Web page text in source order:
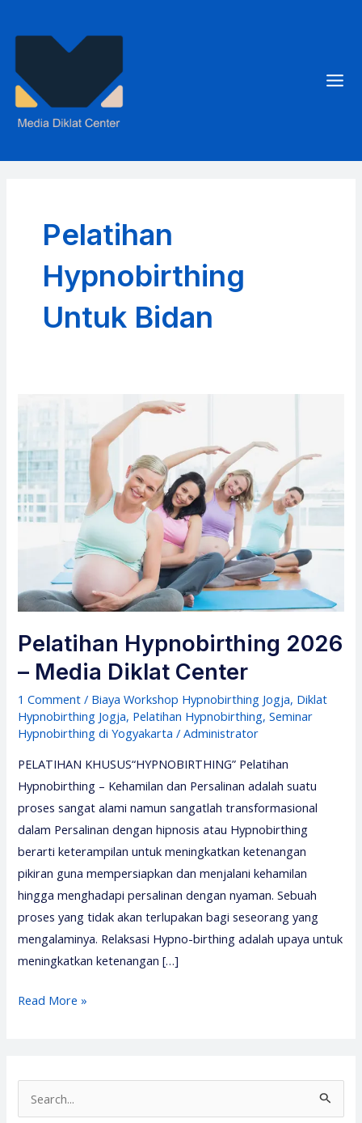
Pelatihan
Hypnobirthing
Untuk Bidan
Pelatihan Hypnobirthing 2026
– Media Diklat Center
1 Comment / Biaya Workshop Hypnobirthing Jogja, Diklat
Hypnobirthing Jogja, Pelatihan Hypnobirthing,Seminar
Hypnobirthing di Yogyakarta /Administrator
PELATIHAN KHUSUS“HYPNOBIRTHING” Pelatihan
Hypnobirthing – Kehamilan dan Persalinan adalah suatu
proses sangat alami namun sangatlah transformasional
dalam Persalinan dengan hipnosis atau Hypnobirthing
berarti keterampilan untuk meningkatkan ketenangan
pikiran guna mempersiapkan dan menjalani kehamilan
hingga menghadapi persalinan dengan nyaman. Sebuah
proses yang tidak akan terlupakan bagi seseorang yang
mengalaminya. Relaksasi Hypno-birthing adalah upaya untuk
meningkatkan ketenangan […]
Pelatihan
Media
Diklat
Read More »
e